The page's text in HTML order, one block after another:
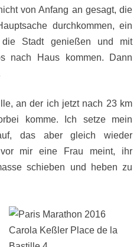
von Anfang an gesagt, die
durchkommen, ein
Stadt genießen und mit
nach Haus kommen. Dann
an der ich jetzt nach 23 km
komme. Ich setze mein
das aber gleich wieder
mir eine Frau meint, ihr
schieben und heben zu